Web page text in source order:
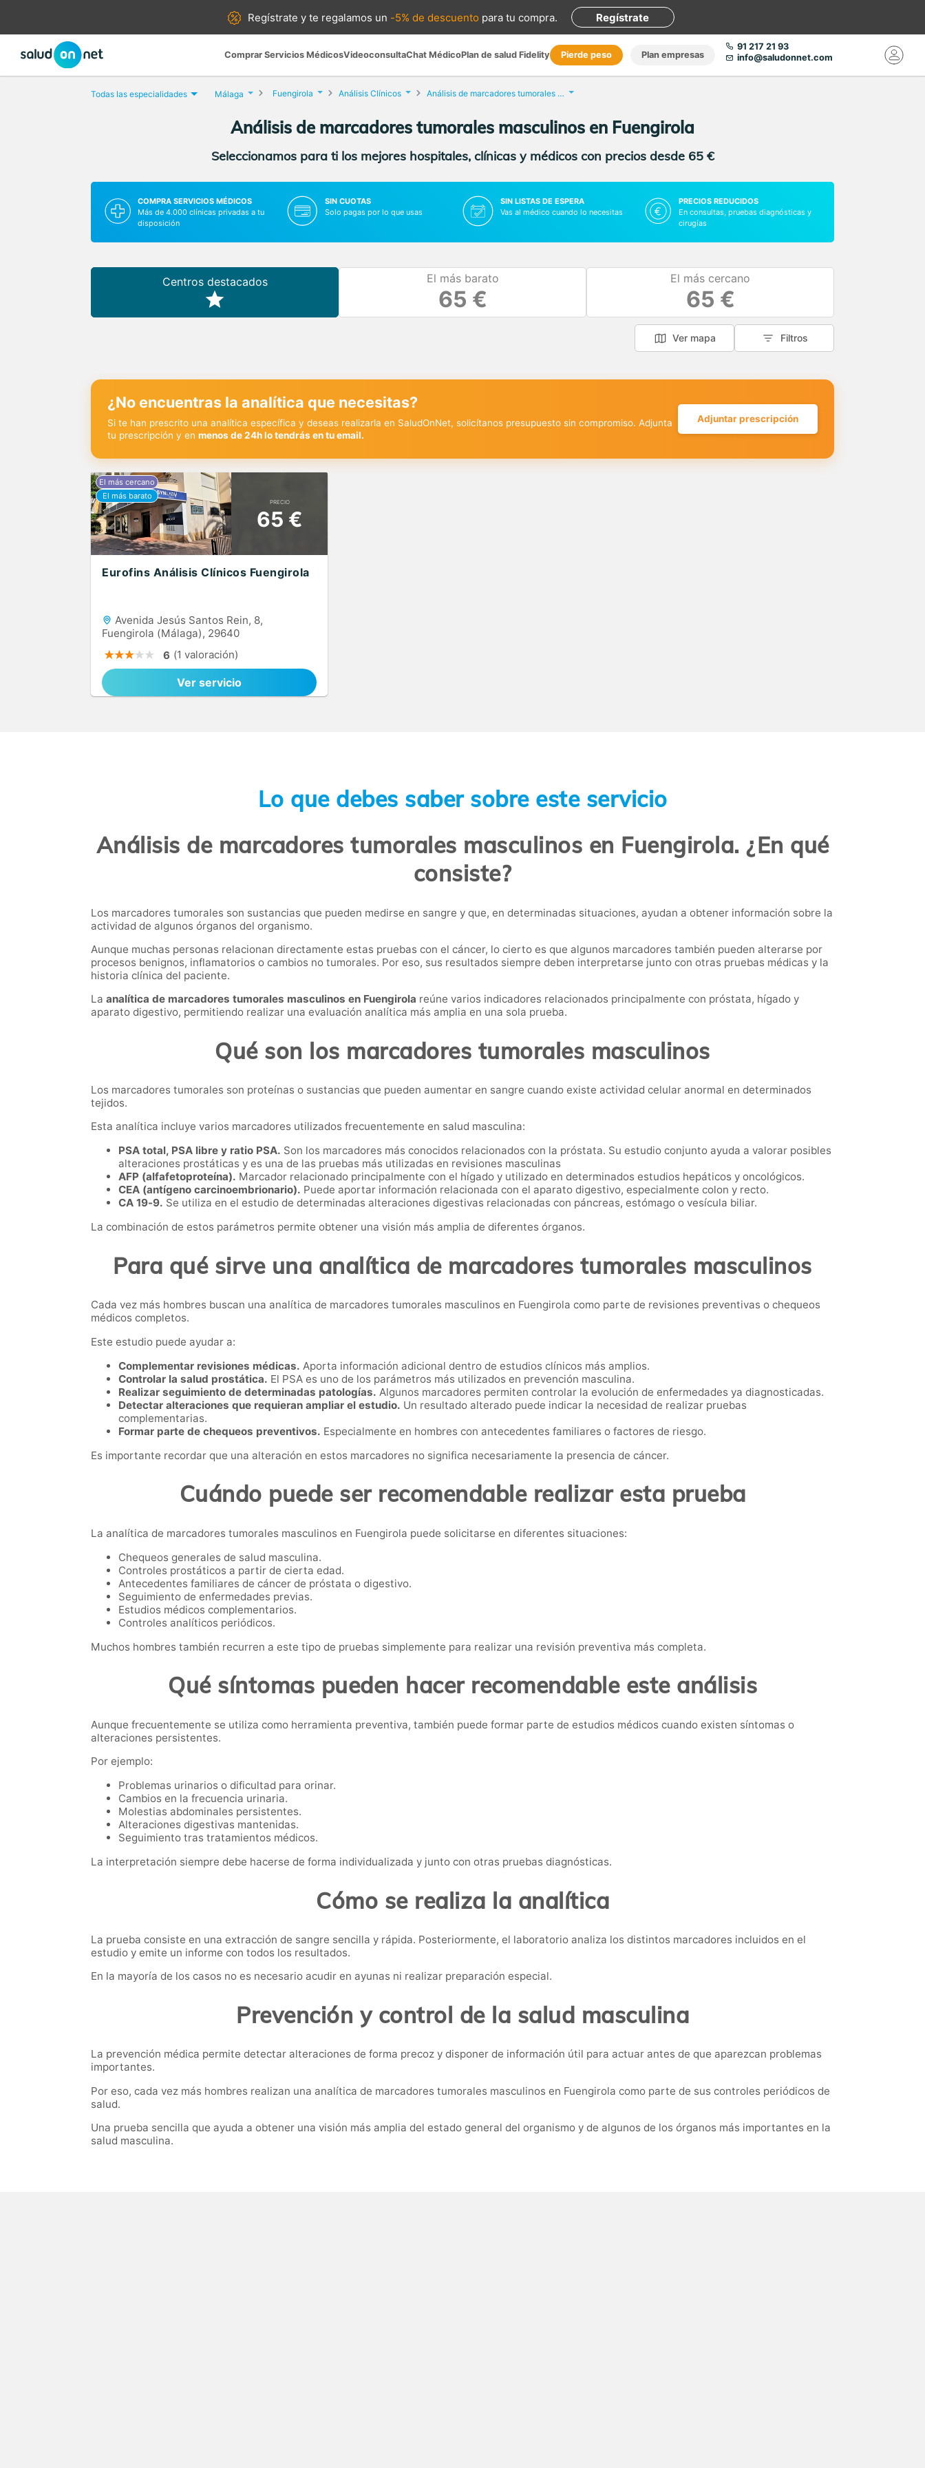
Regístrate yte regalamos un -5% de descuento para tu compra. Regístrate
Comprar Servicios MédicosVideoconsultaChat MédicoPlan de salud Fidelity Pierde peso Plan empresas
91 217 21 93
info@saludonnet.com
Todas las especialidades Málaga Fuengirola Análisis Clínicos Análisis de marcadores tumorales masculinos
Análisis de marcadores tumorales masculinos en Fuengirola
Seleccionamos para ti los mejores hospitales, clínicas y médicos con precios desde 65 €
COMPRA SERVICIOS MÉDICOS
Más de 4.000 clínicas privadas a tu
disposición
SIN CUOTAS
Solo pagas por lo que usas
SIN LISTAS DE ESPERA
Vas al médico cuando lo necesitas
PRECIOS REDUCIDOS
En consultas, pruebas diagnósticas y
cirugías
Centros destacados El más barato
65 €
El más cercano
65 €
Ver mapa Filtros
¿No encuentras la analítica que necesitas?
Si te han prescrito una analítica específica y deseas realizarla en SaludOnNet, solicítanos presupuesto sin compromiso. Adjunta
tu prescripción y en menos de 24h lo tendrás en tu email.
Adjuntar prescripción
PRECIO
65 €
Eurofins Análisis Clínicos Fuengirola
Avenida Jesús Santos Rein, 8,
Fuengirola (Málaga), 29640
6 (1 valoración)
Ver servicio
Lo que debes saber sobre este servicio
Análisis de marcadores tumorales masculinos en Fuengirola. ¿En qué
consiste?
Los marcadores tumorales son sustancias que pueden medirse en sangre y que, en determinadas situaciones, ayudan a obtener información sobre la
actividad de algunos órganos del organismo.
Aunque muchas personas relacionan directamente estas pruebas con el cáncer, lo cierto es que algunos marcadores también pueden alterarse por
procesos benignos, inflamatorios o cambios no tumorales. Por eso, sus resultados siempre deben interpretarse junto con otras pruebas médicas y la
historia clínica del paciente.
La analítica de marcadores tumorales masculinos en Fuengirola reúne varios indicadores relacionados principalmente con próstata, hígado y
aparato digestivo, permitiendo realizar una evaluación analítica más amplia en una sola prueba.
Qué son los marcadores tumorales masculinos
Los marcadores tumorales son proteínas o sustancias que pueden aumentar en sangre cuando existe actividad celular anormal en determinados
tejidos.
Esta analítica incluye varios marcadores utilizados frecuentemente en salud masculina:
PSA total, PSA libre y ratio PSA. Son los marcadores más conocidos relacionados con la próstata. Su estudio conjunto ayuda a valorar posibles
alteraciones prostáticas y es una de las pruebas más utilizadas en revisiones masculinas
AFP (alfafetoproteína). Marcador relacionado principalmente con el hígado y utilizado en determinados estudios hepáticos y oncológicos.
CEA (antígeno carcinoembrionario). Puede aportar información relacionada con el aparato digestivo, especialmente colon y recto.
CA 19-9. Se utiliza en el estudio de determinadas alteraciones digestivas relacionadas con páncreas, estómago o vesícula biliar.
La combinación de estos parámetros permite obtener una visión más amplia de diferentes órganos.
Para qué sirve una analítica de marcadores tumorales masculinos
Cada vez más hombres buscan una analítica de marcadores tumorales masculinos en Fuengirola como parte de revisiones preventivas o chequeos
médicos completos.
Este estudio puede ayudar a:
Complementar revisiones médicas. Aporta información adicional dentro de estudios clínicos más amplios.
Controlar la salud prostática. El PSA es uno de los parámetros más utilizados en prevención masculina.
Realizar seguimiento de determinadas patologías. Algunos marcadores permiten controlar la evolución de enfermedades ya diagnosticadas.
Detectar alteraciones que requieran ampliar el estudio. Un resultado alterado puede indicar la necesidad de realizar pruebas
complementarias.
Formar parte de chequeos preventivos. Especialmente en hombres con antecedentes familiares o factores de riesgo.
Es importante recordar que una alteración en estos marcadores no significa necesariamente la presencia de cáncer.
Cuándo puede ser recomendable realizar esta prueba
La analítica de marcadores tumorales masculinos en Fuengirola puede solicitarse en diferentes situaciones:
Chequeos generales de salud masculina.
Controles prostáticos a partir de cierta edad.
Antecedentes familiares de cáncer de próstata o digestivo.
Seguimiento de enfermedades previas.
Estudios médicos complementarios.
Controles analíticos periódicos.
Muchos hombres también recurren a este tipo de pruebas simplemente para realizar una revisión preventiva más completa.
Qué síntomas pueden hacer recomendable este análisis
Aunque frecuentemente se utiliza como herramienta preventiva, también puede formar parte de estudios médicos cuando existen síntomas o
alteraciones persistentes.
Por ejemplo:
Problemas urinarios o dificultad para orinar.
Cambios en la frecuencia urinaria.
Molestias abdominales persistentes.
Alteraciones digestivas mantenidas.
Seguimiento tras tratamientos médicos.
La interpretación siempre debe hacerse de forma individualizada y junto con otras pruebas diagnósticas.
Cómo se realiza la analítica
La prueba consiste en una extracción de sangre sencilla y rápida. Posteriormente, el laboratorio analiza los distintos marcadores incluidos en el
estudio y emite un informe con todos los resultados.
En la mayoría de los casos no es necesario acudir en ayunas ni realizar preparación especial.
Prevención y control de la salud masculina
La prevención médica permite detectar alteraciones de forma precoz y disponer de información útil para actuar antes de que aparezcan problemas
importantes.
Por eso, cada vez más hombres realizan una analítica de marcadores tumorales masculinos en Fuengirola como parte de sus controles periódicos de
salud.
Una prueba sencilla que ayuda a obtener una visión más amplia del estado general del organismo y de algunos de los órganos más importantes en la
salud masculina.